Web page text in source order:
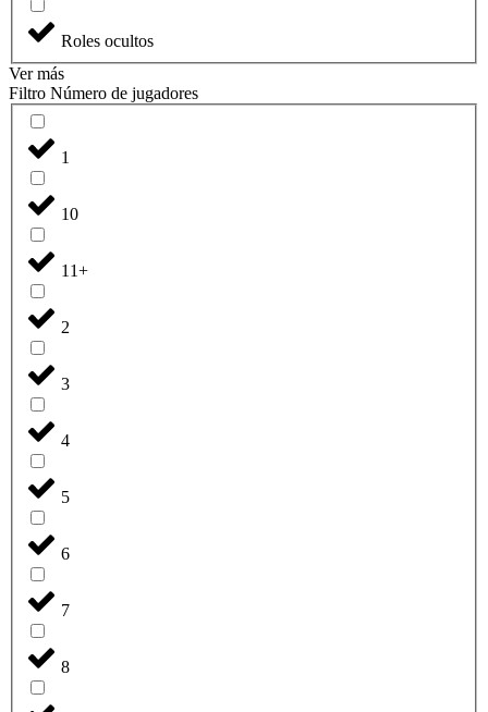
Roles ocultos
Ver más
Filtro Número de jugadores
1
10
11+
2
3
4
5
6
7
8